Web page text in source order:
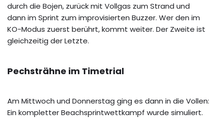
durch die Bojen, zurück mit Vollgas zum Strand und
dann im Sprint zum improvisierten Buzzer. Wer den im
KO-Modus zuerst berührt, kommt weiter. Der Zweite ist
gleichzeitig der Letzte.
Pechsträhne im Timetrial
Am Mittwoch und Donnerstag ging es dann in die Vollen:
Ein kompletter Beachsprintwettkampf wurde simuliert.